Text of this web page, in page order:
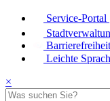
Service-Portal
Barrierefreiheit
Leichte
×